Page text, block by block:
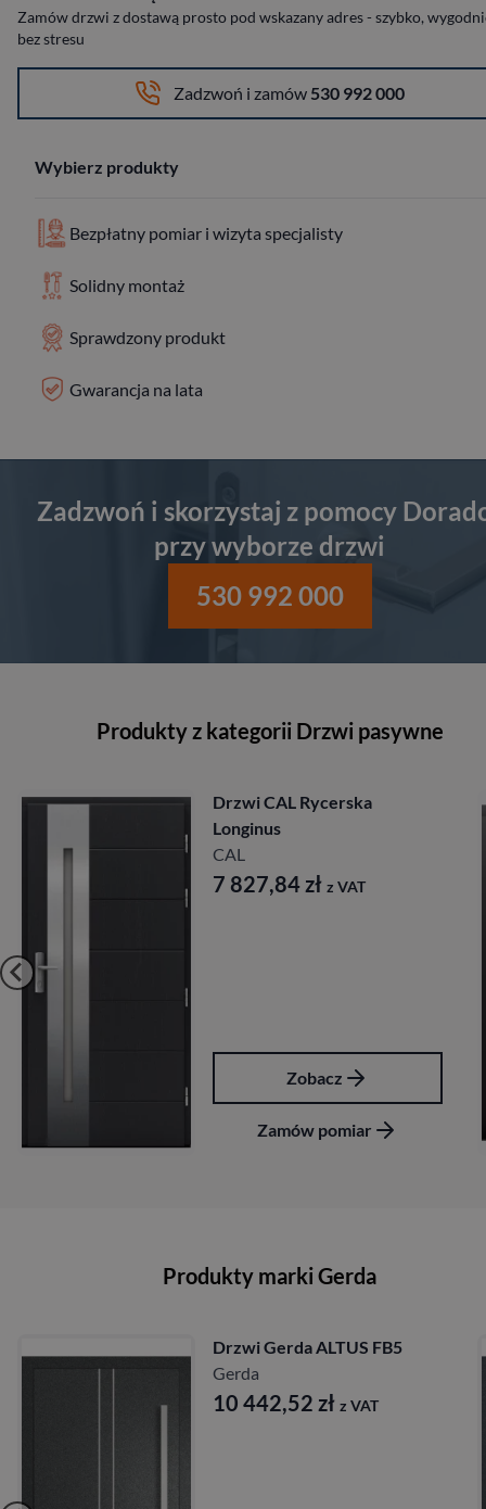
Zamów drzwi z dostawą prosto pod wskazany adres - szybko,
bez stresu
Zadzwoń i zamów 530 992 000
Wybierz produkty
Bezpłatny pomiar i wizyta specjalisty
Solidny montaż
Sprawdzony produkt
Gwarancja na lata
Zadzwoń i skorzystaj z pomocy
przy wyborze drzwi
530 992 000
Produkty z kategorii Drzwi pasywne
Drzwi CAL Rycerska
Longinus
CAL
7 827,84 zł z VAT
Zobacz
Zamów pomiar
Produkty marki Gerda
Drzwi Gerda ALTUS FB5
Gerda
10 442,52 zł z VAT